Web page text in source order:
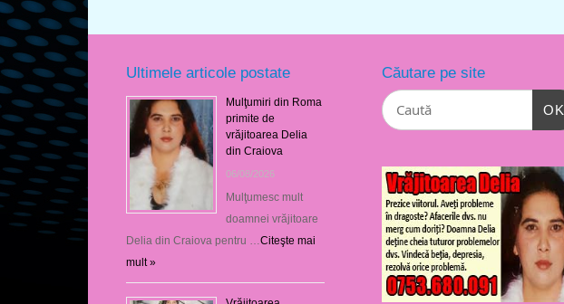
Ultimele articole postate
Mulţumiri din Roma
primite de
vrăjitoarea Delia
din Craiova
06/08/2026
Mulţumesc mult
doamnei vrăjitoare
Delia din Craiova pentru … Citeşte mai
mult »
Căutare pe site
OK